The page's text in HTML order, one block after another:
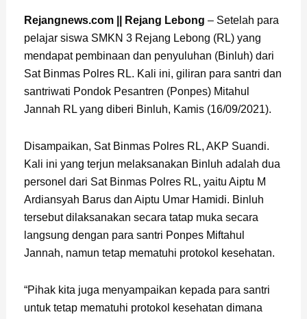
Rejangnews.com || Rejang Lebong – Setelah para
pelajar siswa SMKN 3 Rejang Lebong (RL) yang
mendapat pembinaan dan penyuluhan (Binluh) dari
Sat Binmas Polres RL. Kali ini, giliran para santri dan
santriwati Pondok Pesantren (Ponpes) Mitahul
Jannah RL yang diberi Binluh, Kamis (16/09/2021).
Disampaikan, Sat Binmas Polres RL, AKP Suandi.
Kali ini yang terjun melaksanakan Binluh adalah dua
personel dari Sat Binmas Polres RL, yaitu Aiptu M
Ardiansyah Barus dan Aiptu Umar Hamidi. Binluh
tersebut dilaksanakan secara tatap muka secara
langsung dengan para santri Ponpes Miftahul
Jannah, namun tetap mematuhi protokol kesehatan.
“Pihak kita juga menyampaikan kepada para santri
untuk tetap mematuhi protokol kesehatan dimana
Page
, Page